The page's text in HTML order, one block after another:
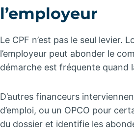
l’employeur
Le CPF n’est pas le seul
l’employeur peut abonder le
démarche est fréquente quand
D’autres financeurs
d’emploi, ou un OPCO pour
du dossier et identifie les